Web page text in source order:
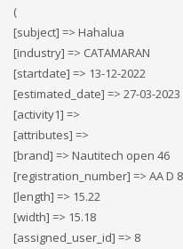
(
[subject] => Hahalua
[industry] => CATAMARAN
[startdate] => 13-12-2022
[estimated_date] => 27-03-2023
[activity1] =>
[attributes] =>
[brand] => Nautitech open 46
[registration_number] => AA D
[length] => 15.22
[width] => 15.18
[assigned_user_id] => 8